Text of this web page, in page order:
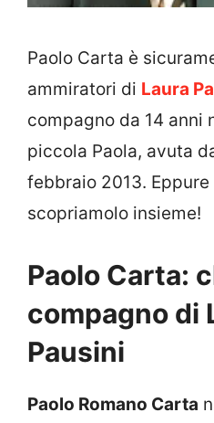
Paolo Carta è
ammiratori di Laura
compagno da 14 anni
piccola Paola, avuta
febbraio 2013. Eppure
scopriamolo insieme!
Paolo Carta:
compagno di
Pausini
Paolo Romano Carta